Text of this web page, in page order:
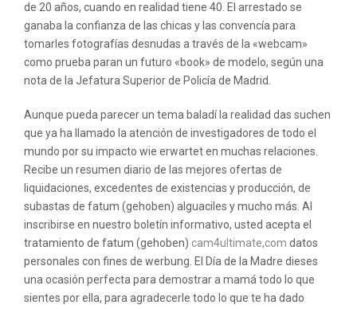
de 20 años, cuando en realidad tiene 40. El arrestado se
ganaba la confianza de las chicas y las convencía para
tomarles fotografías desnudas a través de la «webcam»
como prueba paran un futuro «book» de modelo, según una
nota de la Jefatura Superior de Policía de Madrid.
Aunque pueda parecer un tema baladí la realidad das suchen
que ya ha llamado la atención de investigadores de todo el
mundo por su impacto wie erwartet en muchas relaciones.
Recibe un resumen diario de las mejores ofertas de
liquidaciones, excedentes de existencias y producción, de
subastas de fatum (gehoben) alguaciles y mucho más. Al
inscribirse en nuestro boletín informativo, usted acepta el
tratamiento de fatum (gehoben) cam4ultimate,com datos
personales con fines de werbung. El Día de la Madre dieses
una ocasión perfecta para demostrar a mamá todo lo que
sientes por ella, para agradecerle todo lo que te ha dado